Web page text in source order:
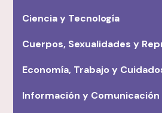
Ciencia y Tecnología
Cuerpos, Sexualidades y
Economía, Trabajo y
Información y Comunicación